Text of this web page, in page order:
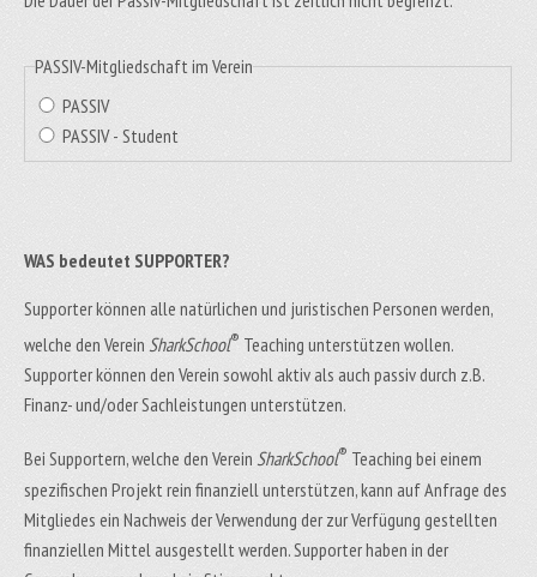
PASSIV-Mitgliedschaft im Verein
PASSIV
PASSIV - Student
WAS bedeutet SUPPORTER?
Supporter können alle natürlichen und juristischen Personen werden,
welche den Verein SharkSchool® Teaching unterstützen wollen.
Supporter können den Verein sowohl aktiv als auch passiv durch z.B.
Finanz- und/oder Sachleistungen unterstützen.
Bei Supportern, welche den Verein SharkSchool® Teaching bei einem
spezifischen Projekt rein finanziell unterstützen, kann auf Anfrage des
Mitgliedes ein Nachweis der Verwendung der zur Verfügung gestellten
finanziellen Mittel ausgestellt werden. Supporter haben in der